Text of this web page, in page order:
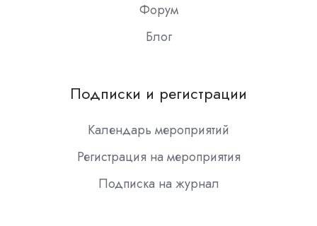
Форум
Блог
Подписки и регистрации
Календарь мероприятий
Регистрация на мероприятия
Подписка на журнал